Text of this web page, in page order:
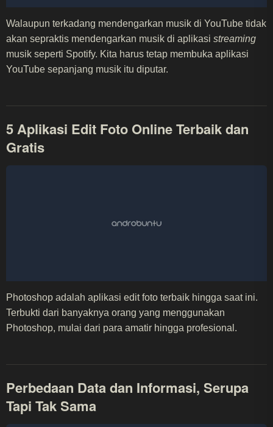
Walaupun terkadang mendengarkan musik di YouTube tidak
akan sepraktis mendengarkan musik di aplikasi streaming
musik seperti Spotify. Kita harus tetap membuka aplikasi
YouTube sepanjang musik itu diputar.
5 Aplikasi Edit Foto Online Terbaik dan
Gratis
Photoshop adalah aplikasi edit foto terbaik hingga saat ini.
Terbukti dari banyaknya orang yang menggunakan
Photoshop, mulai dari para amatir hingga profesional.
Perbedaan Data dan Informasi, Serupa
Tapi Tak Sama